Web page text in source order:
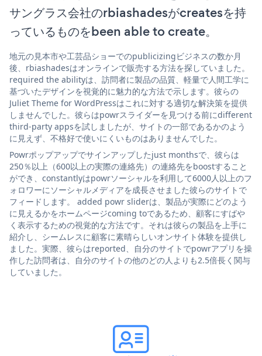
サングラス会社のrbiashadesがcreatesを持
っているものをbeen able to create。
地元の見本市や工芸品ショーでのpublicizingビジネスの数か月
後、rbiashadesはオンラインで販売する方法を探していました。
required the abilityは、訪問者に製品の品質、軽量で人間工学に
基づいたデザインを視覚的に魅力的な方法で示します。彼らの
Juliet Theme for WordPressはこれに対する適切な解決策を提供
しませんでした。彼らはpowrスライダーを見つける前にdifferent
third-party appsを試しましたが、サイトの一部であるかのよう
に見えず、不格好で使いにくいものはありませんでした。
Powrポップアップでサインアップしたjust monthsで、彼らは
250％以上（600以上の実際の連絡先）の連絡先をboostすること
ができ、constantlyはpowrソーシャルを利用して6000人以上のフ
ォロワーにソーシャルメディアを成長させました彼らのサイトで
フィードします。 added powr sliderは、製品が実際にどのよう
に見えるかをホームページcoming toであるため、顧客にすばや
く表示するための視覚的な方法です。それは彼らの製品を上手に
紹介し、シームレスに顧客に素晴らしいオンサイト体験を提供し
ました。実際、彼らはreported、自分のサイトでpowrアプリを操
作した訪問者は、自分のサイトの他のどの人よりも2.5倍長く関与
していました。